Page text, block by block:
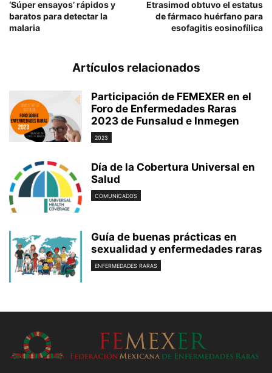
‘Súper ensayos’ rápidos y
baratos para detectar la
malaria
Etrasimod obtuvo el estatus
de fármaco huérfano para
esofagitis eosinofílica
Artículos relacionados
Participación de FEMEXER en el
Foro de Enfermedades Raras
2023 de Funsalud e Inmegen
2023
Día de la Cobertura Universal en
Salud
COMUNICADOS
Guía de buenas prácticas en
sexualidad y enfermedades raras
ENFERMEDADES RARAS